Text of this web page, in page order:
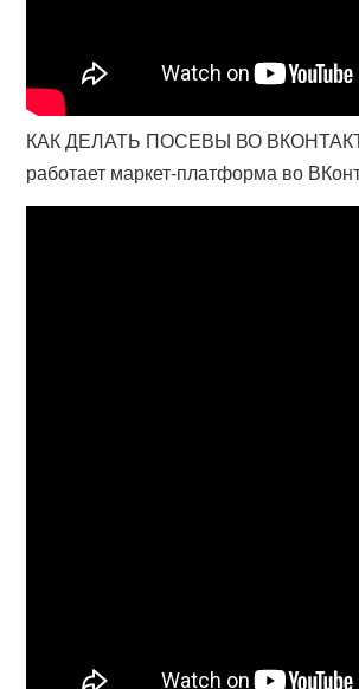
КАК ДЕЛАТЬ ПОСЕВЫ ВО
работает маркет-платформа во